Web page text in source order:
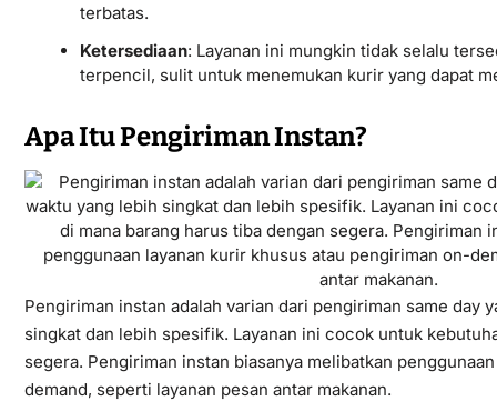
terbatas.
Ketersediaan: Layanan ini mungkin tidak selalu
terpencil, sulit untuk menemukan kurir yang dapat
Apa Itu Pengiriman Instan?
Pengiriman instan adalah varian dari pengiriman same day
singkat dan lebih spesifik. Layanan ini cocok untuk
segera. Pengiriman instan biasanya melibatkan
demand, seperti layanan pesan antar makanan.